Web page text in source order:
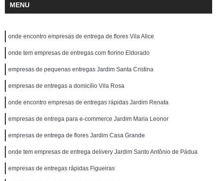
MENU
onde encontro empresas de entrega de flores Vila Alice
onde tem empresas de entregas com fiorino Eldorado
empresas de pequenas entregas Jardim Santa Cristina
empresas de entregas a domicílio Vila Rosa
onde encontro empresas de entregas rápidas Jardim Renata
empresas de entrega para e-commerce Jardim Maria Leonor
empresas de entrega de flores Jardim Casa Grande
onde tem empresas de entrega delivery Jardim Santo Antônio de Pádua
empresas de entregas rápidas Figueiras